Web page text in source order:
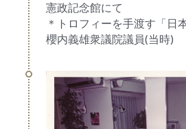
憲政記念館にて
＊トロフィーを手渡す「日
櫻内義雄衆議院議員(当時)